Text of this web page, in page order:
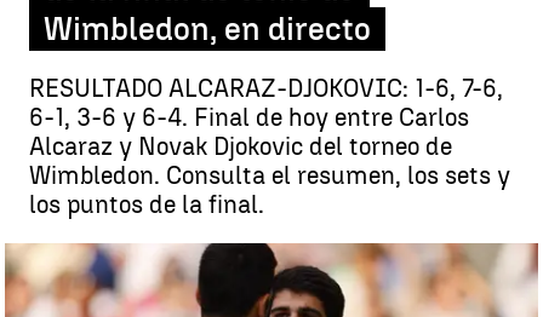
Wimbledon, en directo
RESULTADO ALCARAZ-DJOKOVIC: 1-6, 7-6,
6-1, 3-6 y 6-4. Final de hoy entre Carlos
Alcaraz y Novak Djokovic del torneo de
Wimbledon. Consulta el resumen, los sets y
los puntos de la final.